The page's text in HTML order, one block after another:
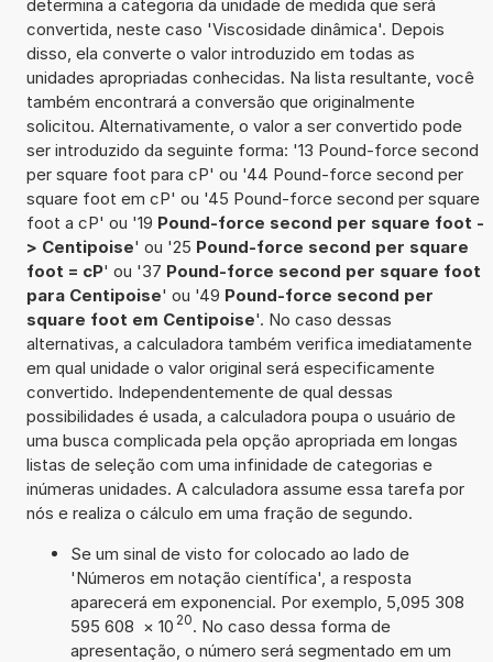
determina a categoria da unidade de medida que será
convertida, neste caso 'Viscosidade dinâmica'. Depois
disso, ela converte o valor introduzido em todas as
unidades apropriadas conhecidas. Na lista resultante, você
também encontrará a conversão que originalmente
solicitou. Alternativamente, o valor a ser convertido pode
ser introduzido da seguinte forma: '13 Pound-force second
per square foot para cP' ou '44 Pound-force second per
square foot em cP' ou '45 Pound-force second per square
foot a cP' ou '19 Pound-force second per square foot -
> Centipoise' ou '25 Pound-force second per square
foot = cP' ou '37 Pound-force second per square foot
para Centipoise' ou '49 Pound-force second per
square foot em Centipoise'. No caso dessas
alternativas, a calculadora também verifica imediatamente
em qual unidade o valor original será especificamente
convertido. Independentemente de qual dessas
possibilidades é usada, a calculadora poupa o usuário de
uma busca complicada pela opção apropriada em longas
listas de seleção com uma infinidade de categorias e
inúmeras unidades. A calculadora assume essa tarefa por
nós e realiza o cálculo em uma fração de segundo.
Se um sinal de visto for colocado ao lado de
'Números em notação científica', a resposta
aparecerá em exponencial. Por exemplo, 5,095 308
595 608 × 10 20. No caso dessa forma de
apresentação, o número será segmentado em um